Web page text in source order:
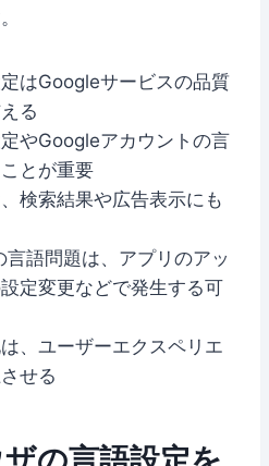
はGoogleサービスの品質
る
やGoogleアカウントの言
とが重要
検索結果や広告表示にも
語問題は、アプリのアッ
定変更などで発生する可
、ユーザーエクスペリエ
せる